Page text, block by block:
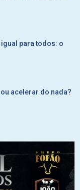
para todos: o
acelerar do nada?